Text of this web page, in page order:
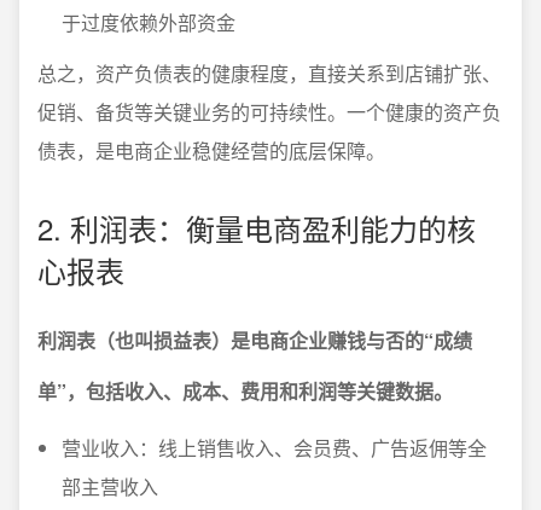
于过度依赖外部资金
总之，资产负债表的健康程度，直接关系到店铺扩张、
促销、备货等关键业务的可持续性。一个健康的资产负
债表，是电商企业稳健经营的底层保障。
2. 利润表：衡量电商盈利能力的核
心报表
利润表（也叫损益表）是电商企业赚钱与否的“成绩
单”，包括收入、成本、费用和利润等关键数据。
营业收入：线上销售收入、会员费、广告返佣等全
部主营收入